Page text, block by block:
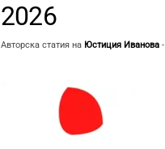
2026
Авторска статия на Юстиция Иванова-